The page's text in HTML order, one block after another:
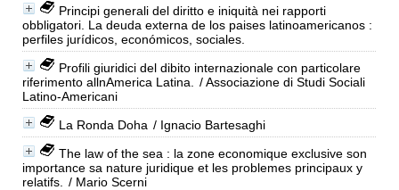
Principi generali del diritto e iniquità nei rapporti
obbligatori. La deuda externa de los paises latinoamericanos :
perfiles jurídicos, económicos, sociales.
Profili giuridici del dibito internazionale con particolare
riferimento allnAmerica Latina.
/ Associazione di Studi Sociali
Latino-Americani
La Ronda Doha / Ignacio Bartesaghi
The law of the sea : la zone economique exclusive son
importance sa nature juridique et les problemes principaux y
relatifs.
/ Mario Scerni